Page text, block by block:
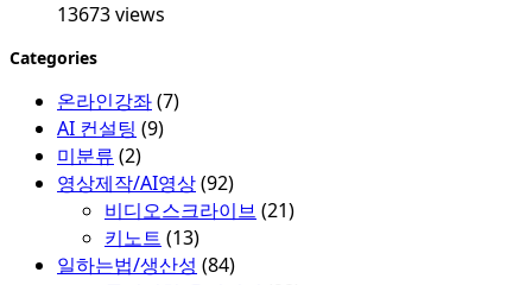
13673 views
Categories
온라인강좌(7)
AI 컨설팅 (9)
미분류 (2)
영상제작/AI영상(92)
비디오스크라이브 (21)
키노트 (13)
일하는법/생산성 (84)